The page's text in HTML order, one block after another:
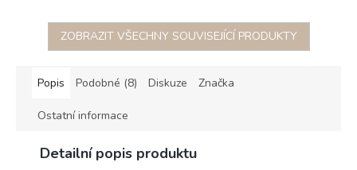
pevná...
pevná podkladová...
ZOBRAZIT VŠECHNY SOUVISEJÍCÍ PRODUKTY
Popis Podobné (8) Diskuze Značka
Ostatní informace
Detailní popis produktu